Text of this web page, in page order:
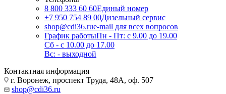
8 800 333 60 60Единый номер
+7 950 754 89 00Дизельный сервис
shop@cdi36.rue-mail для всех вопросов
График работыПн - Пт: с 9.00 до 19.00
Сб - с 10.00 до 17.00
Вс: - выходной
Контактная информация
г. Воронеж, проспект Труда, 48А, оф. 507
shop@cdi36.ru